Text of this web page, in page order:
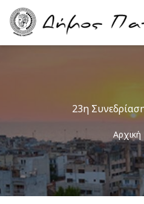
Skip
main
Main
navigation
23η
Αρχική